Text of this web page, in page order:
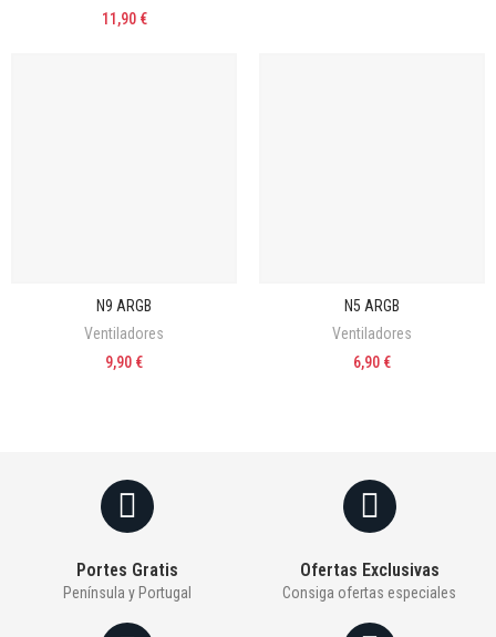
11,90 €
N9 ARGB
Ventiladores
9,90 €
N5 ARGB
Ventiladores
6,90 €
Portes Gratis
Península y Portugal
Ofertas Exclusivas
Consiga ofertas especiales